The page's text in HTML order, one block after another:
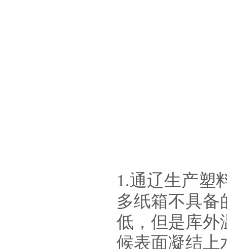
1.通辽生产塑
多纸箱不具备
低，但是库外
候表面凝结上